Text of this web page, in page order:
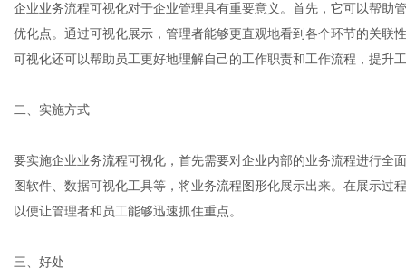
企业业务流程可视化对于企业管理具有重要意义。首先，它可以帮助
优化点。通过可视化展示，管理者能够更直观地看到各个环节的关联
可视化还可以帮助员工更好地理解自己的工作职责和工作流程，提升
二、实施方式
要实施企业业务流程可视化，首先需要对企业内部的业务流程进行全
图软件、数据可视化工具等，将业务流程图形化展示出来。在展示过
以便让管理者和员工能够迅速抓住重点。
三、好处